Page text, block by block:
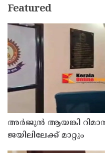
Featured
അര്‍ജുന്‍ ആയങ്കി
ജയിലിലേക്ക് മാറ്റും